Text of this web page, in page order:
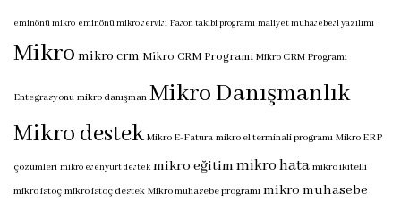
eminönü mikro eminönü mikro servisi Fason takibi programı maliyet muhasebesi yazılımı
Mikro mikro crm Mikro CRM Programı Mikro CRM Programı
Entegrasyonu mikro danışman Mikro Danışmanlık
Mikro destek Mikro E-Fatura mikro el terminali programı Mikro ERP
çözümleri mikro esenyurt destek mikro eğitimmikro hata mikro ikitelli
mikro istoç mikro istoç destek Mikro muhasebe programı mikro muhasebe